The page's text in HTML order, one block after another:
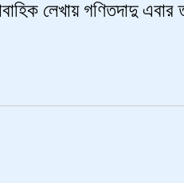
লেখায় গণিতদাদু এবার